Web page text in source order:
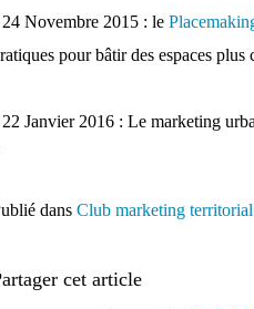
24 Novembre 2015 : le
pour bâtir des espaces
22 Janvier 2016 : Le marketing
dans Club marketing
cet article